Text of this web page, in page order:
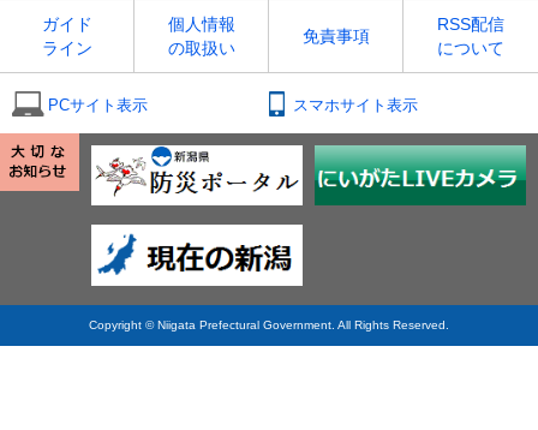
ガイド
ライン
個人情報
の取扱い
免責事項
RSS配信
について
PCサイト表示 スマホサイト表示
Copyright © Niigata Prefectural Government. All Rights Reserved.